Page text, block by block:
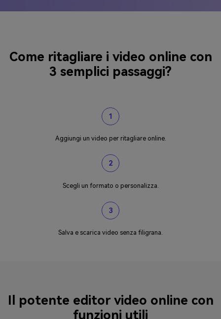
Come ritagliare i video online con
3 semplici passaggi?
1
Aggiungi un video per ritagliare online.
2
Scegli un formato o personalizza.
3
Salva e scarica video senza filigrana.
Il potente editor video online con
funzioni utili